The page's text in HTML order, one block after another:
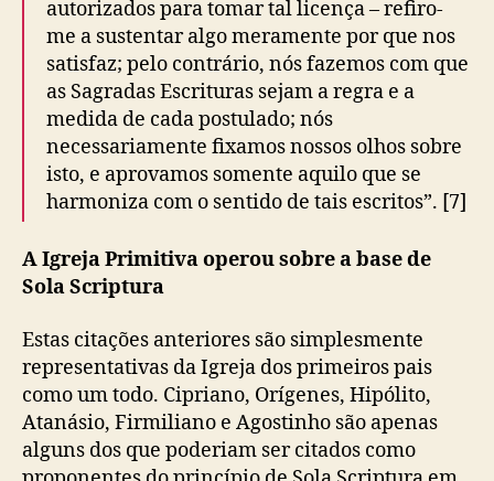
autorizados para tomar tal licença – refiro-
me a sustentar algo meramente por que nos
satisfaz; pelo contrário, nós fazemos com que
as Sagradas Escrituras sejam a regra e a
medida de cada postulado; nós
necessariamente fixamos nossos olhos sobre
isto, e aprovamos somente aquilo que se
harmoniza com o sentido de tais escritos”. [7]
A Igreja Primitiva operou sobre a base de
Sola Scriptura
Estas citações anteriores são simplesmente
representativas da Igreja dos primeiros pais
como um todo. Cipriano, Orígenes, Hipólito,
Atanásio, Firmiliano e Agostinho são apenas
alguns dos que poderiam ser citados como